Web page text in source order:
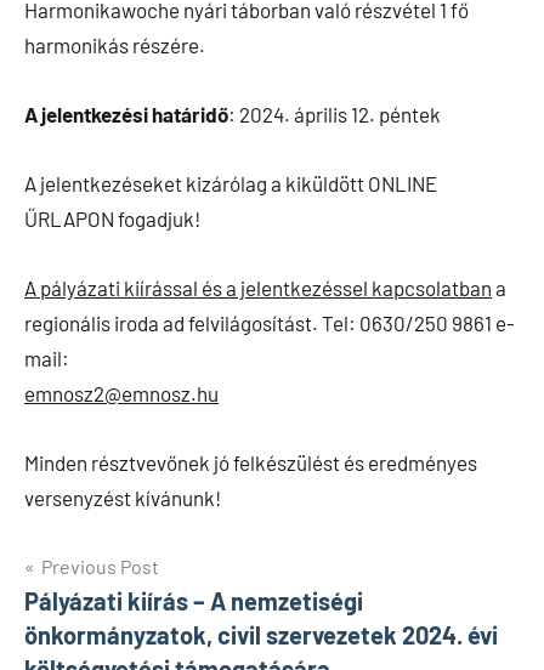
Harmonikawoche nyári táborban való részvétel 1 fő
harmonikás részére.
A jelentkezési határidő: 2024. április 12. péntek
A jelentkezéseket kizárólag a kiküldött ONLINE
ŰRLAPON fogadjuk!
A pályázati kiírással és a jelentkezéssel kapcsolatban a
regionális iroda ad felvilágosítást. Tel: 0630/250 9861 e-
mail:
emnosz2@emnosz.hu
Minden résztvevőnek jó felkészülést és eredményes
versenyzést kívánunk!
Bejegyzés
navigáció
Previous Post
Pályázati kiírás – A nemzetiségi
önkormányzatok, civil szervezetek 2024. évi